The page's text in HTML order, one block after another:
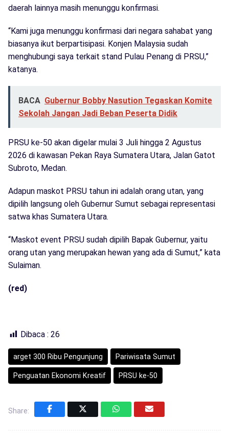
daerah lainnya masih menunggu konfirmasi.
“Kami juga menunggu konfirmasi dari negara sahabat yang
biasanya ikut berpartisipasi. Konjen Malaysia sudah
menghubungi saya terkait stand Pulau Penang di PRSU,”
katanya.
BACA Gubernur Bobby Nasution Tegaskan Komite
Sekolah Jangan Jadi Beban Peserta Didik
PRSU ke-50 akan digelar mulai 3 Juli hingga 2 Agustus
2026 di kawasan Pekan Raya Sumatera Utara, Jalan Gatot
Subroto, Medan.
Adapun maskot PRSU tahun ini adalah orang utan, yang
dipilih langsung oleh Gubernur Sumut sebagai representasi
satwa khas Sumatera Utara.
“Maskot event PRSU sudah dipilih Bapak Gubernur, yaitu
orang utan yang merupakan hewan yang ada di Sumut,” kata
Sulaiman.
(red)
Dibaca : 26
arget 300 Ribu Pengunjung Pariwisata Sumut
Penguatan Ekonomi Kreatif PRSU ke-50
Share: